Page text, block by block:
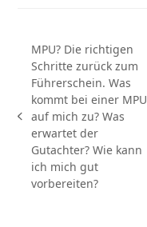
vorheriger
Beitrag:
MPU? Die richtigen
Schritte zurück zum
Führerschein. Was
kommt bei einer MPU
auf mich zu? Was
erwartet der
Gutachter? Wie kann
ich mich gut
vorbereiten?